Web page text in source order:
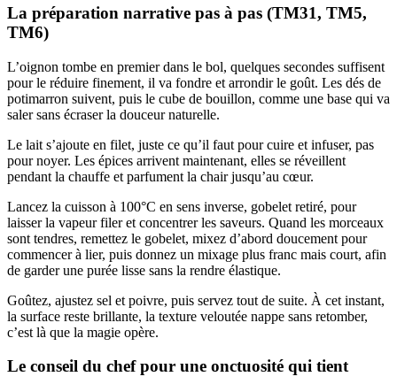
La préparation narrative pas à pas (TM31, TM5,
TM6)
L’oignon tombe en premier dans le bol, quelques secondes suffisent
pour le réduire finement, il va fondre et arrondir le goût. Les dés de
potimarron suivent, puis le cube de bouillon, comme une base qui va
saler sans écraser la douceur naturelle.
Le lait s’ajoute en filet, juste ce qu’il faut pour cuire et infuser, pas
pour noyer. Les épices arrivent maintenant, elles se réveillent
pendant la chauffe et parfument la chair jusqu’au cœur.
Lancez la cuisson à 100°C en sens inverse, gobelet retiré, pour
laisser la vapeur filer et concentrer les saveurs. Quand les morceaux
sont tendres, remettez le gobelet, mixez d’abord doucement pour
commencer à lier, puis donnez un mixage plus franc mais court, afin
de garder une purée lisse sans la rendre élastique.
Goûtez, ajustez sel et poivre, puis servez tout de suite. À cet instant,
la surface reste brillante, la texture veloutée nappe sans retomber,
c’est là que la magie opère.
Le conseil du chef pour une onctuosité qui tient